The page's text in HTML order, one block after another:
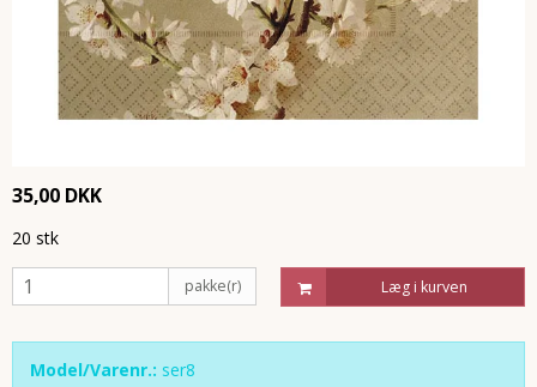
35,00 DKK
20 stk
pakke(r) Læg i kurven
Model/Varenr.: ser8